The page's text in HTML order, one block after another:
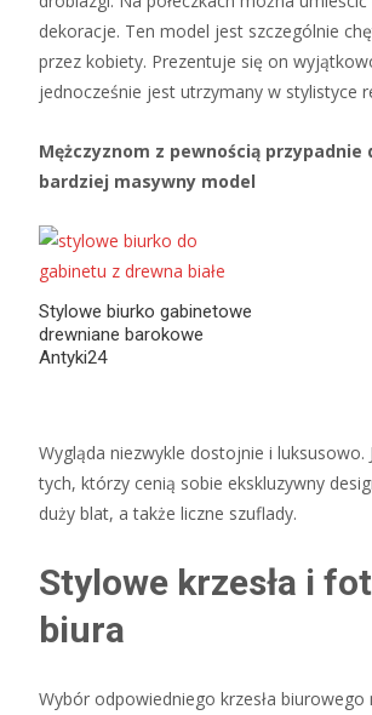
dekoracje. Ten model jest szczególnie
przez kobiety. Prezentuje się on
jednocześnie jest utrzymany w stylistyce
Mężczyznom z pewnością przypadnie
bardziej masywny model
Stylowe biurko gabinetowe
drewniane barokowe
Antyki24
Wygląda niezwykle dostojnie i luksusowo.
tych, którzy cenią sobie ekskluzywny
duży blat, a także liczne szuflady.
Stylowe krzesła i
biura
Wybór odpowiedniego krzesła biurowego